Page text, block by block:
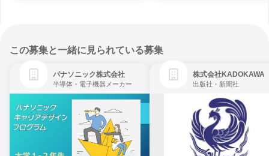
この募集と一緒に見られている募集
パナソニック株式会社
半導体・電子機器メーカー
株式会社KADOKAWA
出版社・新聞社